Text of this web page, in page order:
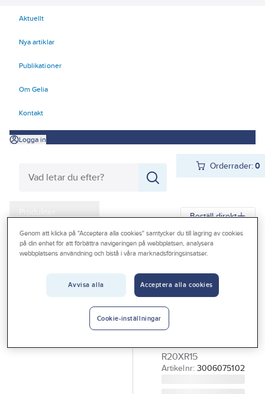
Aktuellt
Nya artiklar
Publikationer
Om Gelia
Kontakt
Logga in
Orderrader:0
Produkter
Kampanjer
Outlet
Beställ direkt
Gelia Produkter Gelia VVS Rör, rördel och ventil
Bussningar av
metall, utv- inv
gg
R20XR15
Artikelnr: 3006075102
Genom att klicka på "Acceptera alla cookies" samtycker du till lagring av cookies
på din enhet för att förbättra navigeringen på webbplatsen, analysera
webbplatsens användning och bistå i våra marknadsföringsinsatser.
Avvisa alla Acceptera alla cookies
Cookie-inställningar